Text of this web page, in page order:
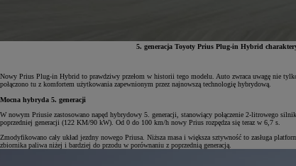
Yaris Cross
HYBRID
5. generacja Toyoty Prius Plug-in Hybrid
Nowy Prius Plug-in Hybrid to prawdziwy przełom w historii tego modelu. Auto zwraca uwagę nie
połączono tu z komfortem użytkowania zapewnionym przez najnowszą technologię hybrydową.
Mocna hybryda 5. generacji
W nowym Priusie zastosowano napęd hybrydowy 5. generacji, stanowiący połączenie 2-litrowego
poprzedniej generacji (122 KM/90 kW). Od 0 do 100 km/h nowy Prius rozpędza się teraz w 6,7 s.
Zmodyfikowano cały układ jezdny nowego Priusa. Niższa masa i większa sztywność to zasługa
zbiornika paliwa niżej i bardziej do przodu w porównaniu z poprzednią generacją.